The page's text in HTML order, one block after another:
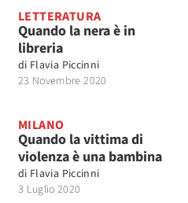
LETTERATURA
Quando la nera è in
libreria
di Flavia Piccinni
23 Novembre 2020
MILANO
Quando la vittima di
violenza è una bambina
di Flavia Piccinni
3 Luglio 2020